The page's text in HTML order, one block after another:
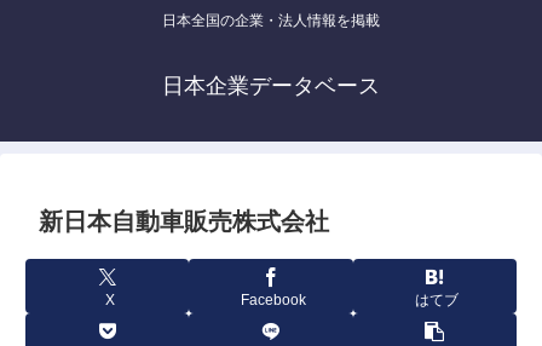
日本全国の企業・法人情報を掲載
日本企業データベース
新日本自動車販売株式会社
X Facebook はてブ